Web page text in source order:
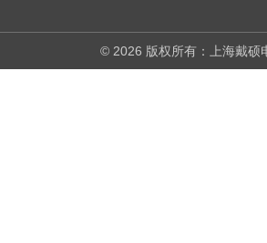
© 2026 版权所有：上海戴